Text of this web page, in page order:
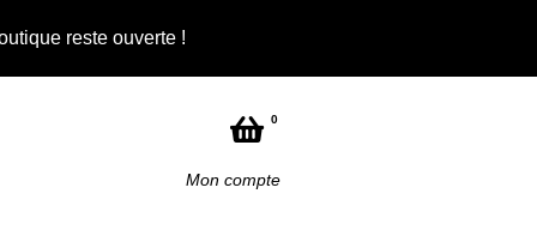
reste ouverte !
0
Mon compte